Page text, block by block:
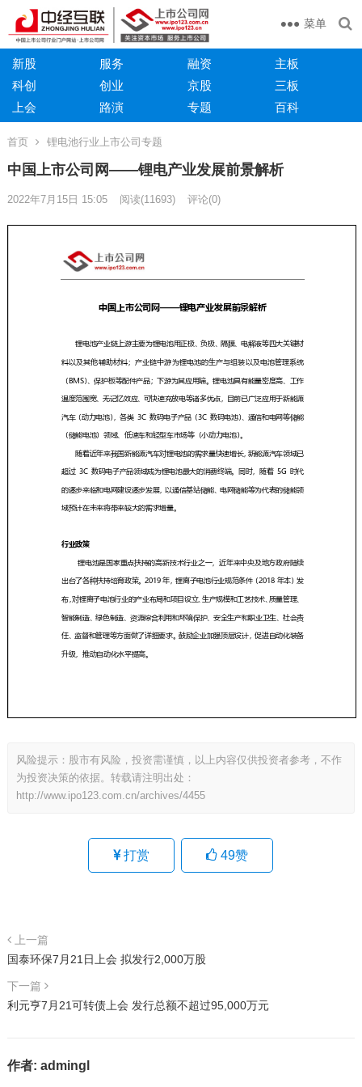
菜单
新股 服务 融资
主板
科创
创业 京股
三板
上会
路演 专题 百科
首页 锂电池行业上市公司专题
中国上市公司网——锂电产业发展前景解析
2022年7月15日 15:05 阅读(11693) 评论(0)
风险提示：股市有风险，投资需谨慎，以上内容仅供投资者参考，不作
为投资决策的依据。转载请注明出处：
http://www.ipo123.com.cn/archives/4455
打赏 49赞
上一篇
国泰环保7月21日上会 拟发行2,000万股
下一篇
利元亨7月21可转债上会 发行总额不超过95,000万元
作者: admingl